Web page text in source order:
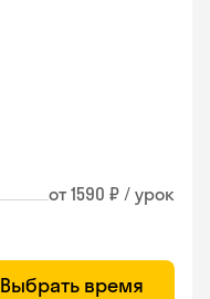
от 1590 ₽ / урок
Выбрать время